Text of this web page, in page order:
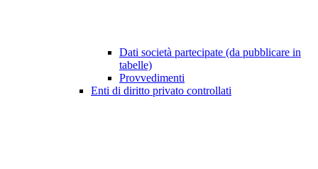
Dati società partecipate (da pubblicare in
tabelle)
Provvedimenti
Enti di diritto privato controllati